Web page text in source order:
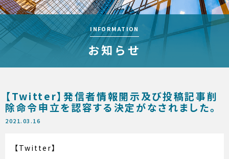
INFORMATION
お知らせ
【Twitter】発信者情報開示及び投稿記事削
除命令申立を認容する決定がなされました。
2021.03.16
【Twitter】